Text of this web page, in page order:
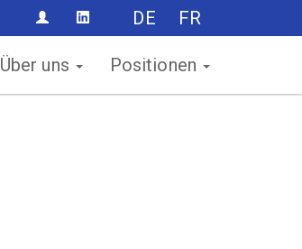
CONTACT DE FR
Über uns Positionen